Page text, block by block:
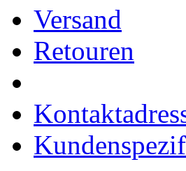
Versand
Retouren